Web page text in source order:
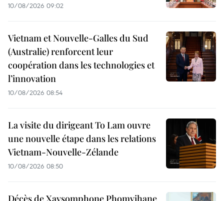
10/08/2026 09:02
Vietnam et Nouvelle-Galles du Sud
(Australie) renforcent leur
coopération dans les technologies et
l’innovation
10/08/2026 08:54
La visite du dirigeant To Lam ouvre
une nouvelle étape dans les relations
Vietnam-Nouvelle-Zélande
10/08/2026 08:50